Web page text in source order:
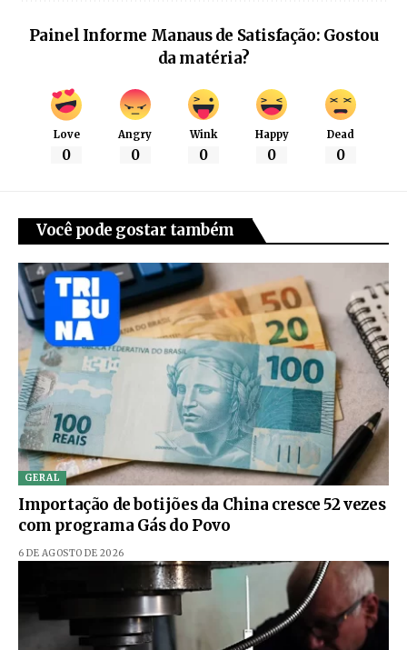
Painel Informe Manaus de Satisfação: Gostou
da matéria?
Love
0
Angry
0
Wink
0
Happy
0
Dead
0
Você pode gostar também
GERAL
Importação de botijões da China cresce 52 vezes
com programa Gás do Povo
6 DE AGOSTO DE 2026